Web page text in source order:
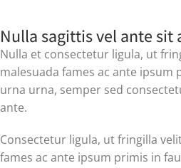
Nulla sagittis vel ante
Nulla et consectetur ligula, ut
malesuada fames ac ante ipsum
urna urna, semper sed
ante.
Consectetur ligula, ut fringilla
fames ac ante ipsum primis in